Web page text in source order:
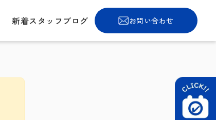
新着スタッフブログ お問い合わせ